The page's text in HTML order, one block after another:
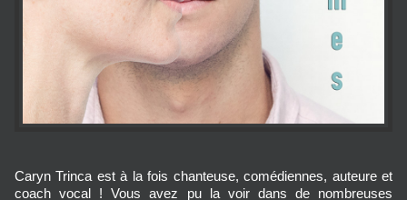
Caryn Trinca est à la fois chanteuse, comédiennes, auteure et
coach vocal ! Vous avez pu la voir dans de nombreuses